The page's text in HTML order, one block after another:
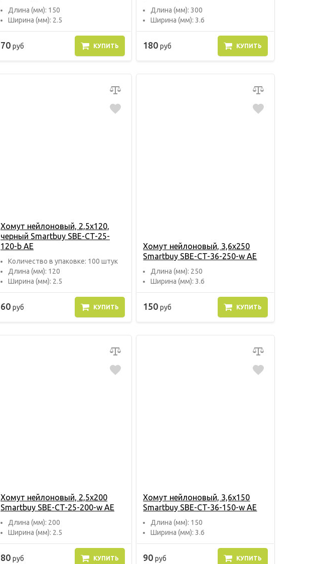
Длина (мм): 150
Ширина (мм): 2.5
70 руб КУПИТЬ
Длина (мм): 300
Ширина (мм): 3.6
180руб КУПИТЬ
Хомут нейлоновый, 2,5х120,
черный Smartbuy SBE-CT-25-
120-b AE
Количество в упаковке: 100 штук
Длина (мм): 120
Ширина (мм): 2.5
60 руб КУПИТЬ
Хомут нейлоновый, 3,6х250
Smartbuy SBE-CT-36-250-w AE
Длина (мм): 250
Ширина (мм): 3.6
150руб КУПИТЬ
Хомут нейлоновый, 2,5х200
Smartbuy SBE-CT-25-200-w AE
Длина (мм): 200
Ширина (мм): 2.5
80 руб КУПИТЬ
Хомут нейлоновый, 3,6х150
Smartbuy SBE-CT-36-150-w AE
Длина (мм): 150
Ширина (мм): 3.6
90руб КУПИТЬ